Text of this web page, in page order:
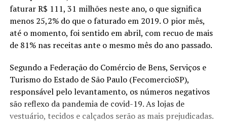
faturar R$ 111, 31 milhões neste ano, o que significa
menos 25,2% do que o faturado em 2019. O pior mês,
até o momento, foi sentido em abril, com recuo de mais
de 81% nas receitas ante o mesmo mês do ano passado.
Segundo a Federação do Comércio de Bens, Serviços e
Turismo do Estado de São Paulo (FecomercioSP),
responsável pelo levantamento, os números negativos
são reflexo da pandemia de covid-19. As lojas de
vestuário, tecidos e calçados serão as mais prejudicadas.